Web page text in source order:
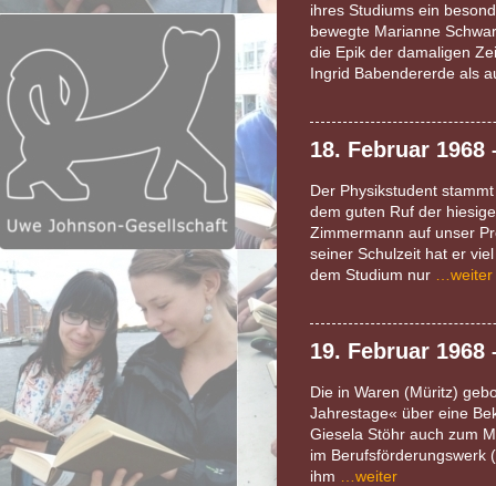
ihres Studiums ein
bewegte Marianne
die Epik der damaligen
Ingrid Babendererde als
18. Februar
Der Physikstudent
dem guten Ruf der
Zimmermann auf unser
seiner Schulzeit hat er
dem Studium nur
…weiter
19. Februar
Die in Waren (Müritz)
Jahrestage« über eine
Giesela Stöhr auch zum
im Berufsförderungswerk
ihm
…weiter